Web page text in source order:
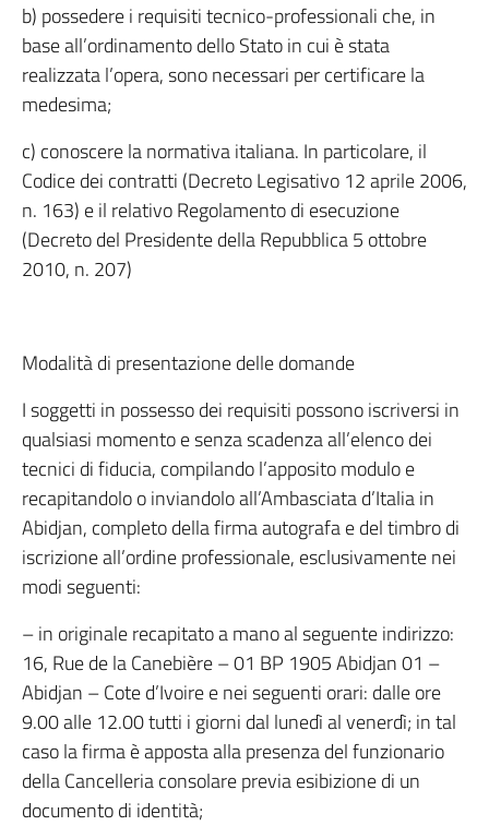
b) possedere i requisiti tecnico-professionali che, in
base all’ordinamento dello Stato in cui è stata
realizzata l’opera, sono necessari per certificare la
medesima;
c) conoscere la normativa italiana. In particolare, il
Codice dei contratti (Decreto Legisativo 12 aprile 2006,
n. 163) e il relativo Regolamento di esecuzione
(Decreto del Presidente della Repubblica 5 ottobre
2010, n. 207)
Modalità di presentazione delle domande
I soggetti in possesso dei requisiti possono iscriversi in
qualsiasi momento e senza scadenza all’elenco dei
tecnici di fiducia, compilando l’apposito modulo e
recapitandolo o inviandolo all’Ambasciata d’Italia in
Abidjan, completo della firma autografa e del timbro di
iscrizione all’ordine professionale, esclusivamente nei
modi seguenti:
– in originale recapitato a mano al seguente indirizzo:
16, Rue de la Canebière – 01 BP 1905 Abidjan 01 –
Abidjan – Cote d’Ivoire e nei seguenti orari: dalle ore
9.00 alle 12.00 tutti i giorni dal lunedì al venerdì; in tal
caso la firma è apposta alla presenza del funzionario
della Cancelleria consolare previa esibizione di un
documento di identità;